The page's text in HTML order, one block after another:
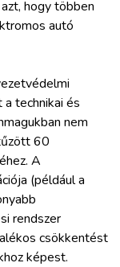
hogy többen
autó
technikai és
nem
60
A
(például a
rendszer
csökkentést
képest.